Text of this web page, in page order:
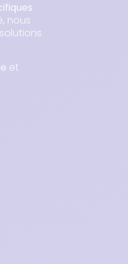
nous
et